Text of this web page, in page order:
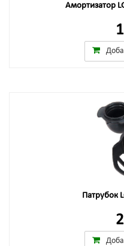
Амортизатор
Патрубок